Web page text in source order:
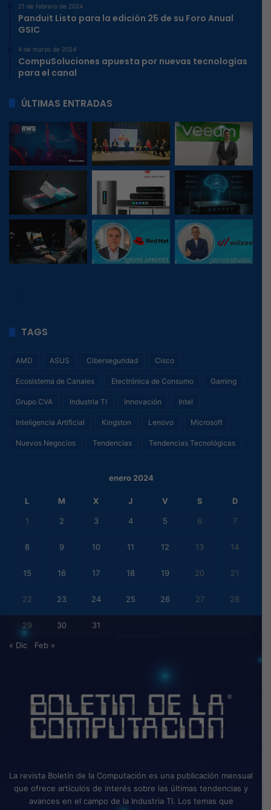
21 de febrero de 2024
Panduit Listo para la edición 25 de su Foro Anual
GSIC
4 de marzo de 2024
CompuSoluciones apuesta por nuevas tecnologías
para el canal
ÚLTIMAS ENTRADAS
TAGS
AMD ASUS Ciberseguridad Cisco
Ecosistema de Canales Electrónica de Consumo Gaming
Grupo CVA Industria TI Innovación Intel
Inteligencia Artificial Kingston Lenovo Microsoft
Nuevos Negocios Tendencias Tendencias Tecnológicas
enero 2024
L M X J V S D
1 2 3 4 5 6 7
8 9 10 11 12 13 14
15 16 17 18 19 20 21
22 23 24 25 26 27 28
29 30 31
« Dic Feb »
La revista Boletín de la Computación es una publicación mensual
que ofrece artículos de interés sobre las últimas tendencias y
avances en el campo de la Industria TI. Los temas que